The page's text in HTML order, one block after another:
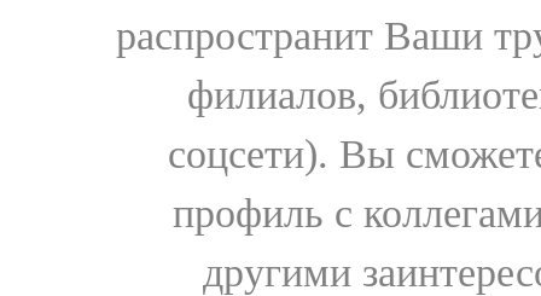
распространит Ваши
филиалов,
соцсети). Вы
профиль с
другими